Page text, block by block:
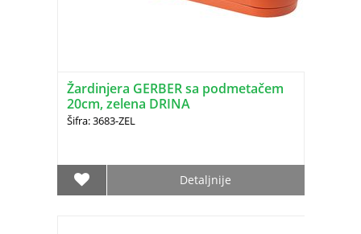
Žardinjera GERBER sa podmetačem
20cm, zelena DRINA
Šifra: 3683-ZEL
Detaljnije